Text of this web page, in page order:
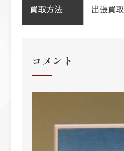
買取方法 出張買取
コメント